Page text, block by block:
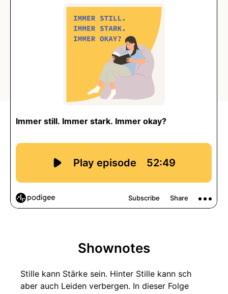
Shownotes
Stille kann Stärke sein. Hinter Stille kann sch
aber auch Leiden verbergen. In dieser Folge